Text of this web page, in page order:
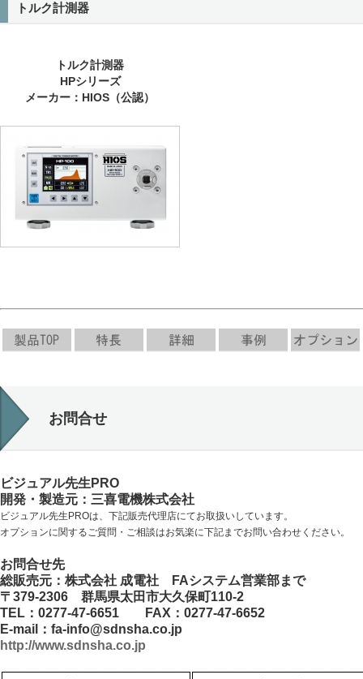
トルク計測器
トルク計測器
HPシリーズ
メーカー：HIOS（公認）
お問合せ
ビジュアル先生PRO
開発・製造元：三喜電機株式会社
ビジュアル先生PROは、下記販売代理店にてお取扱いしています。
オプションに関するご質問・ご相談はお気楽に下記までお問い合わせください。
お問合せ先
総販売元：株式会社 成電社 FAシステム営業部まで
〒379-2306 群馬県太田市大久保町110-2
TEL：0277-47-6651 FAX：0277-47-6652
E-mail：fa-info@sdnsha.co.jp
http://www.sdnsha.co.jp